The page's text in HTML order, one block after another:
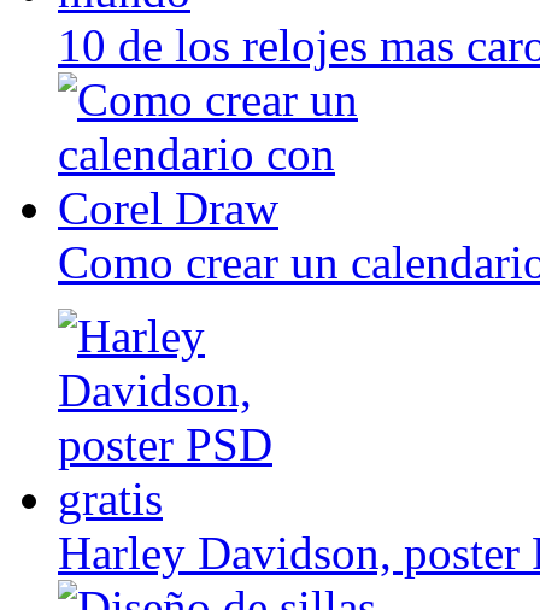
10 de los relojes mas
Como crear un
Harley Davidson, poster